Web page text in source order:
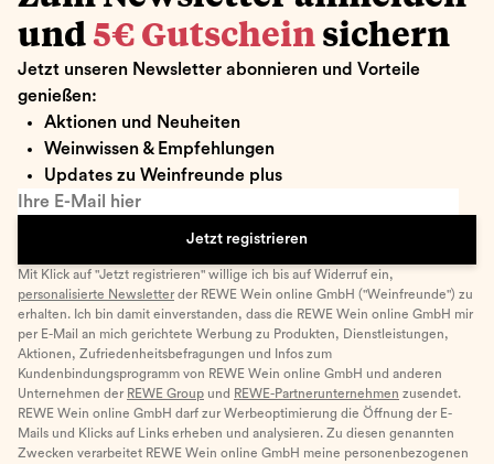
und 5€ Gutschein sichern
Jetzt unseren Newsletter abonnieren und Vorteile
genießen:
Aktionen und Neuheiten
Weinwissen & Empfehlungen
Updates zu Weinfreunde plus
Ihre E-Mail hier
Jetzt registrieren
Mit Klick auf "Jetzt registrieren" willige ich bis auf Widerruf ein,
personalisierte Newsletter der REWE Wein online GmbH ("Weinfreunde") zu
erhalten. Ich bin damit einverstanden, dass die REWE Wein online GmbH mir
per E-Mail an mich gerichtete Werbung zu Produkten, Dienstleistungen,
Aktionen, Zufriedenheitsbefragungen und Infos zum
Kundenbindungsprogramm von REWE Wein online GmbH und anderen
Unternehmen der REWE Group und REWE-Partnerunternehmen zusendet.
REWE Wein online GmbH darf zur Werbeoptimierung die Öffnung der E-
Mails und Klicks auf Links erheben und analysieren. Zu diesen genannten
Zwecken verarbeitet REWE Wein online GmbH meine personenbezogenen